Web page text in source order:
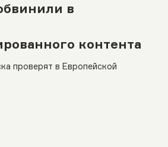
в
контента
проверят в Европейской